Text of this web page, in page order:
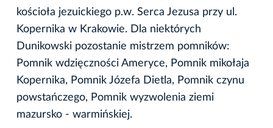
kościoła jezuickiego p.w. Serca Jezusa przy ul.
Kopernika w Krakowie. Dla niektórych
Dunikowski pozostanie mistrzem pomników:
Pomnik wdzięczności Ameryce, Pomnik mikołaja
Kopernika, Pomnik Józefa Dietla, Pomnik czynu
powstańczego, Pomnik wyzwolenia ziemi
mazursko - warmińskiej.